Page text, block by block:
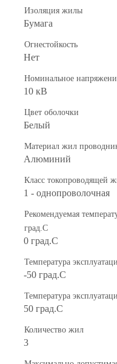
Изоляция жилы
Бумага
Огнестойкость
Нет
Номинальное
10 кВ
Цвет оболочки
Белый
Материал жил
Алюминий
Класс токопроводящей
1 - однопроволочная
Рекомендуемая
град.C
0 град.C
Температура
-50 град.C
Температура
50 град.C
Количество жил
3